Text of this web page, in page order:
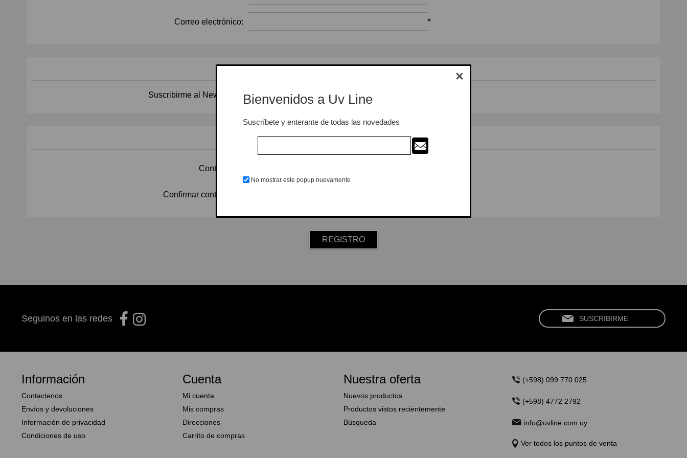
Correo electrónico: *
Opciones
Suscribirme al Newsletter:
Su contraseña
Contraseña:
Confirmar contraseña:
Seguinos en las redes
Información
Contactenos
Envíos y devoluciones
Información de privacidad
Condiciones de uso
Cuenta
Mi cuenta
Mis compras
Direcciones
Carrito de compras
Nuestra oferta
Nuevos productos
Productos vistos recientemente
Búsqueda
(+598) 099 770 025
(+598) 4772 2792
info@uvline.com.uy
Ver todos los puntos de venta
Bienvenidos a Uv Line
Suscríbete y enterante de todas las novedades
No mostrar este popup nuevamente